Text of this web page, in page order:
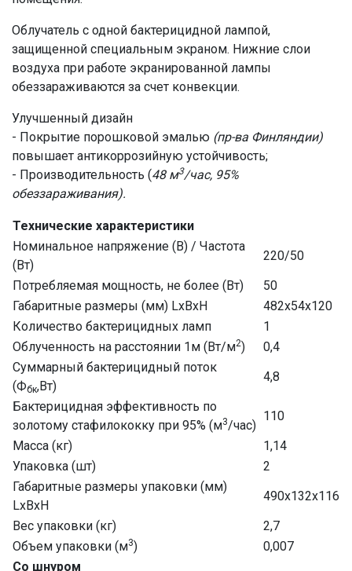
Облучатель с одной бактерицидной лампой,
защищенной специальным экраном. Нижние слои
воздуха при работе экранированной лампы
обеззараживаются за счет конвекции.
Улучшенный дизайн
- Покрытие порошковой эмалью (пр-ва Финляндии)
повышает антикоррозийную устойчивость;
- Производительность (48 м3/час, 95%
обеззараживания).
Технические характеристики
Номинальное напряжение (В) / Частота
(Вт)
220/50
Потребляемая мощность, не более (Вт)
50
Габаритные размеры (мм) LxBxH
482х54х120
Количество бактерицидных ламп
1
Облученность на расстоянии 1м (Вт/м2)
0,4
Суммарный бактерицидный поток
(Фбк,Вт)
4,8
Бактерицидная эффективность по
золотому стафилококку при 95% (м3/час)
110
Масса (кг)
1,14
Упаковка (шт)
2
Габаритные размеры упаковки (мм)
LxBxH
490х132х116
Вес упаковки (кг)
2,7
Объем упаковки (м3)
0,007
Со шнуром